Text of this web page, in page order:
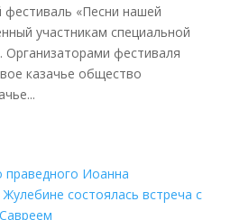
«Песни нашей
участникам специальной
Организаторами фестиваля
казачье общество